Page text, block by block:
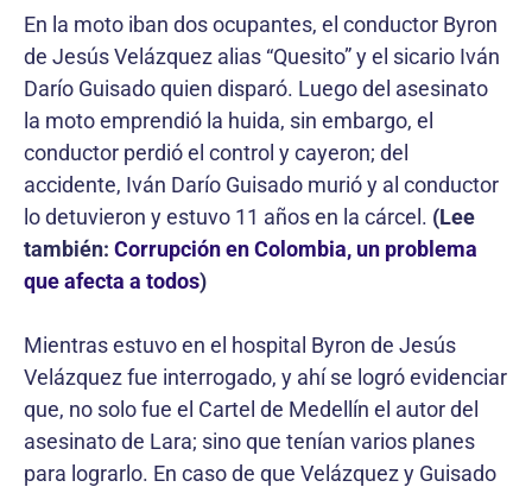
En la moto iban dos ocupantes, el conductor Byron
de Jesús Velázquez alias “Quesito” y el sicario Iván
Darío Guisado quien disparó. Luego del asesinato
la moto emprendió la huida, sin embargo, el
conductor perdió el control y cayeron; del
accidente, Iván Darío Guisado murió y al conductor
lo detuvieron y estuvo 11 años en la cárcel. (Lee
también: Corrupción en Colombia, un problema
que afecta a todos)
Mientras estuvo en el hospital Byron de Jesús
Velázquez fue interrogado, y ahí se logró evidenciar
que, no solo fue el Cartel de Medellín el autor del
asesinato de Lara; sino que tenían varios planes
para lograrlo. En caso de que Velázquez y Guisado